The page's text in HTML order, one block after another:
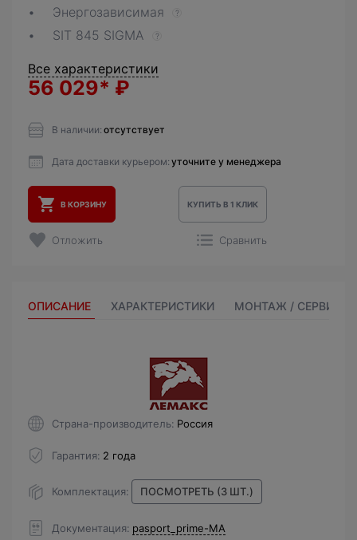
Энергозависимая ?
SIT 845 SIGMA ?
Все характеристики
56 029* ₽
В наличии: отсутствует
Дата доставки курьером: уточните у менеджера
В КОРЗИНУ КУПИТЬ В 1 КЛИК
Отложить Сравнить
ОПИСАНИЕ ХАРАКТЕРИСТИКИ МОНТАЖ / СЕРВИС
Страна-производитель Россия
Гарантия 2 года
Комплектация ПОСМОТРЕТЬ (3 ШТ.)
Документация pasport_prime-MA